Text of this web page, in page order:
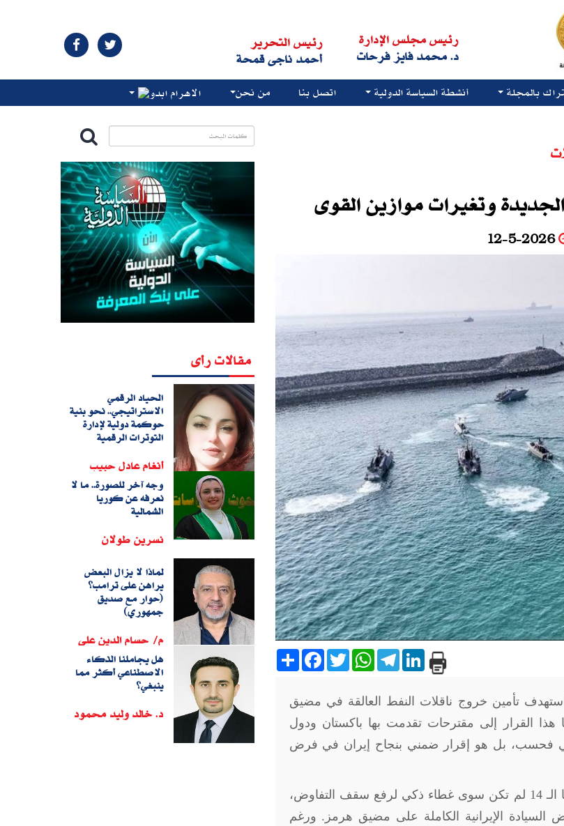
رئيس مجلس الإدارة
د. محمد فايز فرحات
رئيس التحرير
أحمد ناجى قمحة
بالمجلة أنشطة السياسة الدولية اتصل بنا من نحن الاهرام ابدو
وتغيرات موازين القوى
12-5-2026
ShareFacebook
TwitterWhatsAppTelegramLinkedIn
استهدف تأمين خروج ناقلات النفط العالقة في مضيق
هذا القرار إلى مقترحات تقدمت بها باكستان ودول
فحسب، بل هو إقرار ضمني بنجاح إيران في فرض
ولذلك، يمكن القول إن المبادرة الدبلوماسية الإيرانية ببنودها الـ 14 لم تكن سوى غطاء ذكي لرفع سقف التفاوض،
الإيرانية الكاملة على مضيق هرمز. ورغم
مقالات رأى
الحياد الرقمي
الاستراتيجي.. نحو بنية
حوكمة دولية لإدارة
التوترات الرقمية
أنغام عادل حبيب
وجه آخر للصورة.. ما لا
نعرفه عن كوريا
الشمالية
نسرين طولان
لماذا لا يزال البعض
يراهن على ترامب؟
(حوار مع صديق
جمهوري)
م/ حسام الدين على
هل يجاملنا الذكاء
الاصطناعي أكثر مما
ينبغي؟
د. خالد وليد محمود